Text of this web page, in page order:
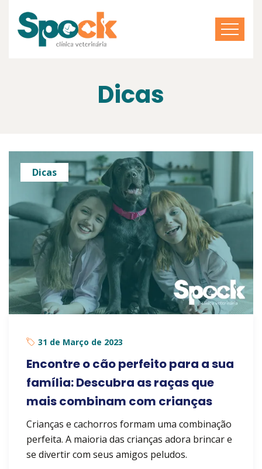
Dicas
Dicas
31 de Março de 2023
Encontre o cão perfeito para a sua
família: Descubra as raças que
mais combinam com crianças
Crianças e cachorros formam uma combinação
perfeita. A maioria das crianças adora brincar e
se divertir com seus amigos peludos.